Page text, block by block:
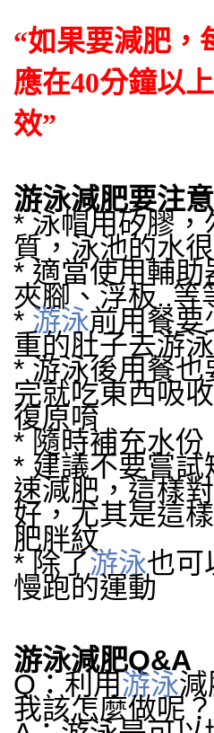
“如果要減肥，
應在40分鐘以
效”
游泳減肥要注
* 泳帽用矽膠，
質，泳池的水
* 適當使用輔助
夾腳、浮板..等
* 游泳前用餐要
重的肚子去游
* 游泳後用餐也
完就吃東西吸
復原唷
* 隨時補充水份
* 建議不要嘗試
速減肥，這樣
好，尤其是這
肥胖紋
* 除了游泳也可
慢跑的運動
游泳減肥Q&A
Q：利用游泳
我該怎麼做呢？